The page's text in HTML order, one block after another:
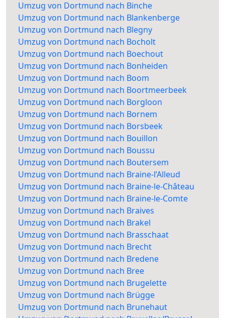
Umzug von Dortmund nach Binche
Umzug von Dortmund nach Blankenberge
Umzug von Dortmund nach Blegny
Umzug von Dortmund nach Bocholt
Umzug von Dortmund nach Boechout
Umzug von Dortmund nach Bonheiden
Umzug von Dortmund nach Boom
Umzug von Dortmund nach Boortmeerbeek
Umzug von Dortmund nach Borgloon
Umzug von Dortmund nach Bornem
Umzug von Dortmund nach Borsbeek
Umzug von Dortmund nach Bouillon
Umzug von Dortmund nach Boussu
Umzug von Dortmund nach Boutersem
Umzug von Dortmund nach Braine-l’Alleud
Umzug von Dortmund nach Braine-le-Château
Umzug von Dortmund nach Braine-le-Comte
Umzug von Dortmund nach Braives
Umzug von Dortmund nach Brakel
Umzug von Dortmund nach Brasschaat
Umzug von Dortmund nach Brecht
Umzug von Dortmund nach Bredene
Umzug von Dortmund nach Bree
Umzug von Dortmund nach Brugelette
Umzug von Dortmund nach Brügge
Umzug von Dortmund nach Brunehaut